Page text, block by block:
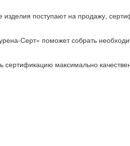
поступают на продажу,
Серт» поможет собрать
максимально